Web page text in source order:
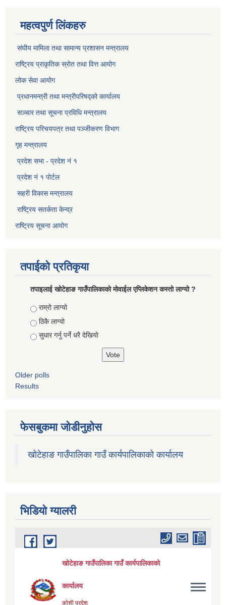
महत्वपुर्ण लिंकहरु
संघीय मामिला तथा सामान्य प्रशासन मन्त्रालय
राष्ट्रिय प्राकृतिक स्राेत तथा वित्त आयोग
लोक सेवा आयोग
प्रधानमन्त्री तथा मन्त्रीपरिषद्को कार्यालय
सञ्‍चार तथा सूचना प्रविधि मन्त्रालय
राष्ट्रिय परिचयपत्र तथा पञ्जीकरण विभाग​
गृह मन्त्रालय
प्रदेश सभा - प्रदेश नं १
प्रदेश नं १ पोर्टल
सहरी विकास मन्त्रालय
राष्ट्रिय सतर्कता केन्द्र
राष्ट्रिय सूचना आयोग
तपाईको प्रतिकृया
तपाइलाई खोटेहाङ गाउँपालिकाको माेवाईल एप्लिकेशन कस्तो लाग्यो ?
Choices
राम्रो लाग्यो
ठिकै लाग्यो
सुधार गर्नु पर्ने धरै देखियाे
Older polls
Results
फेसबुकमा जोडीनुहोस
खोटेहाङ गाउँपालिका गाउँ कार्यपालिकाको कार्यालय
भिडियाे ग्यालरी